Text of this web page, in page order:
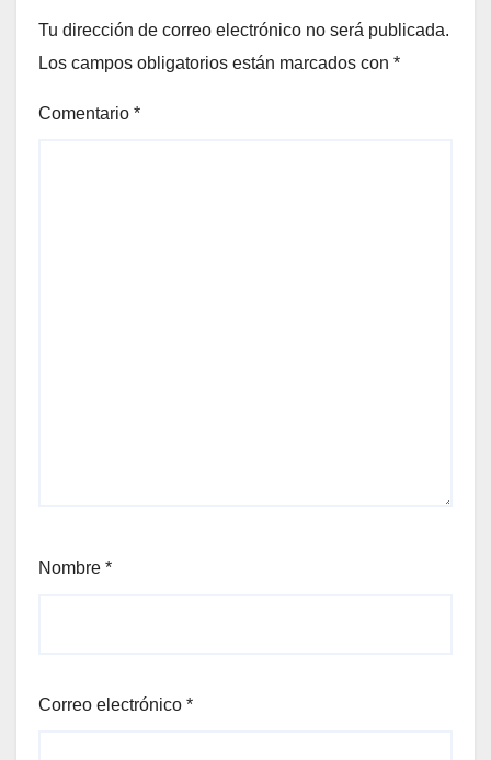
Tu dirección de correo electrónico no será publicada.
Los campos obligatorios están marcados con *
Comentario *
Nombre *
Correo electrónico *